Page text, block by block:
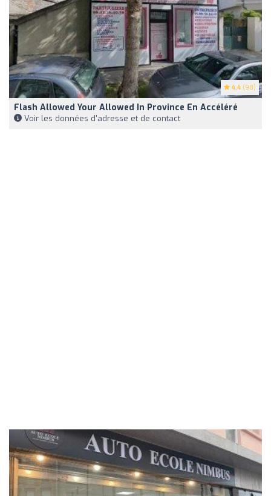
4.4 (98)
Flash Allowed Your Allowed In Province En Accéléré
Voir les données d'adresse et de contact